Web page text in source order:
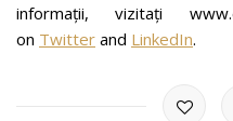
informații, vizitați
on Twitter and LinkedIn.